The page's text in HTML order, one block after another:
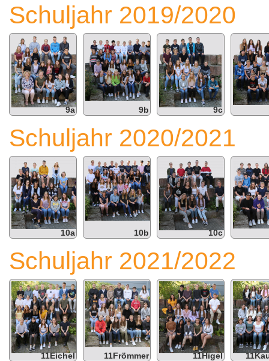
Schuljahr 2019/2020
9a 9b 9c
Schuljahr 2020/2021
10a 10b 10c
Schuljahr 2021/2022
11Eichel 11Frömmer 11Higel